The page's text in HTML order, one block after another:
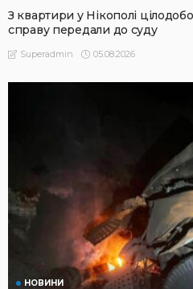
З квартири у Нікополі
справу передали до суду
Superadmin 05.08.2026
НОВИНИ